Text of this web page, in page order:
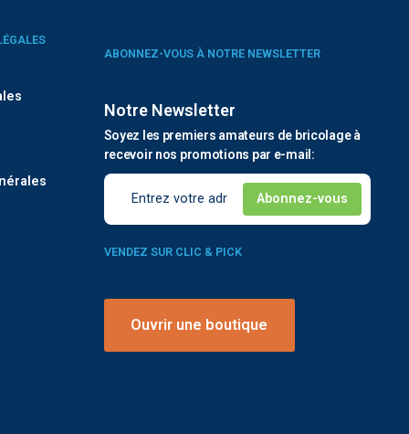
ABONNEZ-VOUS À NOTRE NEWSLETTER
Notre Newsletter
Soyez les premiers amateurs de bricolage à
recevoir nos promotions par e-mail:
VENDEZ SUR CLIC & PICK
Ouvrir une boutique